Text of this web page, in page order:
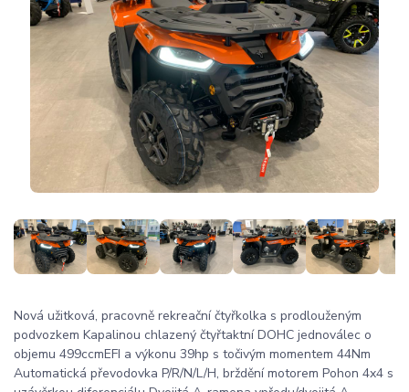
Nová užitková, pracovně rekreační čtyřkolka s prodlouženým
podvozkem Kapalinou chlazený čtyřtaktní DOHC jednoválec o
objemu 499ccmEFI a výkonu 39hp s točivým momentem 44Nm
Automatická převodovka P/R/N/L/H, brždění motorem Pohon 4x4 s